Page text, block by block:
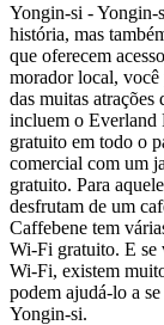
Yongin-si -Yongin-
história, mas
que oferecem
morador local, você
das muitas
incluem o Everland
gratuito em todo o
comercial com um
gratuito. Para
desfrutam de um
Caffebene tem
Wi-Fi gratuito. E se
Wi-Fi, existem
podem ajudá-lo a
Yongin-si.